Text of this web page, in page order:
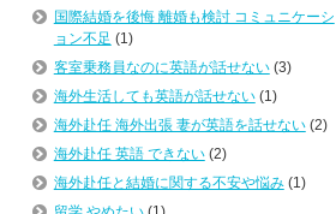
国際結婚を後悔 離婚も検討 コミュニケーシ
ョン不足 (1)
客室乗務員なのに英語が話せない(3)
海外生活しても英語が話せない(1)
海外赴任 海外出張 妻が英語を話せない(2)
海外赴任 英語 できない(2)
海外赴任と結婚に関する不安や悩み(1)